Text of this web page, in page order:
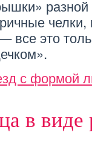
разной
все это
с формой
в виде